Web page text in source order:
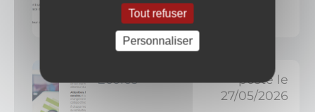
Ecoles
posté le
27/05/2026
Tout refuser
Personnaliser